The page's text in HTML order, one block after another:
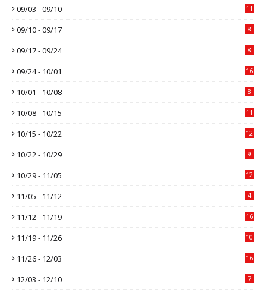
09/03 - 09/10 11
09/10 - 09/17 8
09/17 - 09/24 8
09/24 - 10/01 16
10/01 - 10/08 8
10/08 - 10/15 11
10/15 - 10/22 12
10/22 - 10/29 9
10/29 - 11/05 12
11/05 - 11/12 4
11/12 - 11/19 16
11/19 - 11/26 10
11/26 - 12/03 16
12/03 - 12/10 7